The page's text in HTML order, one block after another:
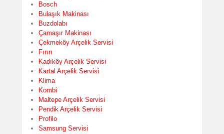
Bosch
Bulaşık Makinası
Buzdolabı
Çamaşır Makinası
Çekmeköy Arçelik Servisi
Fırın
Kadıköy Arçelik Servisi
Kartal Arçelik Servisi
Klima
Kombi
Maltepe Arçelik Servisi
Pendik Arçelik Servisi
Profilo
Samsung Servisi